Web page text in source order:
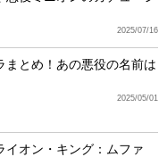
2025/07/16
まとめ！あの悪役の名前は
2025/05/01
イオン・キング：ムファ